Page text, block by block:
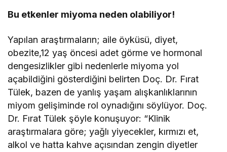
Bu etkenler miyoma neden olabiliyor!
Yapılan araştırmaların; aile öyküsü, diyet,
obezite,12 yaş öncesi adet görme ve hormonal
dengesizlikler gibi nedenlerle miyoma yol
açabildiğini gösterdiğini belirten Doç. Dr. Fırat
Tülek, bazen de yanlış yaşam alışkanlıklarının
miyom gelişiminde rol oynadığını söylüyor. Doç.
Dr. Fırat Tülek şöyle konuşuyor: “Klinik
araştırmalara göre; yağlı yiyecekler, kırmızı et,
alkol ve hatta kahve açısından zengin diyetler